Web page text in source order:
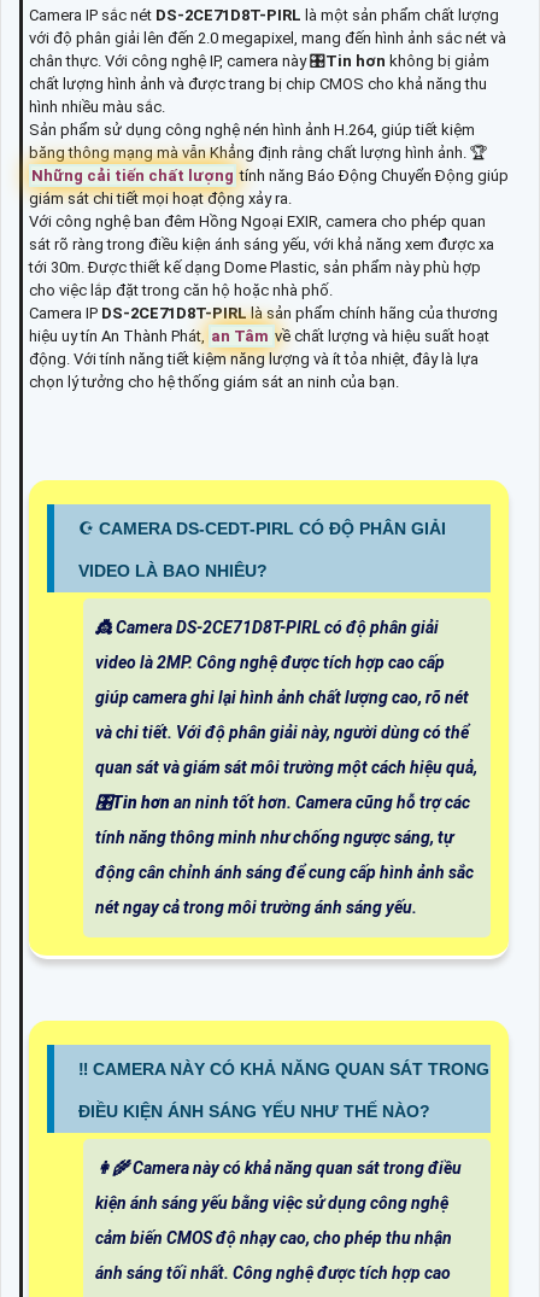
Camera IP sắc nét DS-2CE71D8T-PIRL là một sản phẩm chất lượng
với độ phân giải lên đến 2.0 megapixel, mang đến hình ảnh sắc nét và
chân thực. Với công nghệ IP, camera này 🎛Tin hơn không bị giảm
chất lượng hình ảnh và được trang bị chip CMOS cho khả năng thu
hình nhiều màu sắc.
Sản phẩm sử dụng công nghệ nén hình ảnh H.264, giúp tiết kiệm
băng thông mạng mà vẫn Khẳng định rằng chất lượng hình ảnh. 🏆
Những cải tiến chất lượng tính năng Báo Động Chuyển Động giúp
giám sát chi tiết mọi hoạt động xảy ra.
Với công nghệ ban đêm Hồng Ngoại EXIR, camera cho phép quan
sát rõ ràng trong điều kiện ánh sáng yếu, với khả năng xem được xa
tới 30m. Được thiết kế dạng Dome Plastic, sản phẩm này phù hợp
cho việc lắp đặt trong căn hộ hoặc nhà phố.
Camera IP DS-2CE71D8T-PIRLlà sản phẩm chính hãng của thương
hiệu uy tín An Thành Phát, an Tâm về chất lượng và hiệu suất hoạt
động. Với tính năng tiết kiệm năng lượng và ít tỏa nhiệt, đây là lựa
chọn lý tưởng cho hệ thống giám sát an ninh của bạn.
☪ CAMERA DS-CEDT-PIRL CÓ ĐỘ PHÂN GIẢI
VIDEO LÀ BAO NHIÊU?
👸 Camera DS-2CE71D8T-PIRL có độ phân giải
video là 2MP. Công nghệ được tích hợp cao cấp
giúp camera ghi lại hình ảnh chất lượng cao, rõ nét
và chi tiết. Với độ phân giải này, người dùng có thể
quan sát và giám sát môi trường một cách hiệu quả,
🎛Tin hơn an ninh tốt hơn. Camera cũng hỗ trợ các
tính năng thông minh như chống ngược sáng, tự
động cân chỉnh ánh sáng để cung cấp hình ảnh sắc
nét ngay cả trong môi trường ánh sáng yếu.
‼️ CAMERA NÀY CÓ KHẢ NĂNG QUAN SÁT TRONG
ĐIỀU KIỆN ÁNH SÁNG YẾU NHƯ THẾ NÀO?
👩‍🌾 Camera này có khả năng quan sát trong điều
kiện ánh sáng yếu bằng việc sử dụng công nghệ
cảm biến CMOS độ nhạy cao, cho phép thu nhận
ánh sáng tối nhất. Công nghệ được tích hợp cao